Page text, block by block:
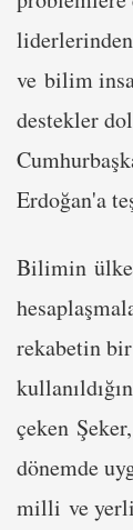
ve bilim
destekler
Erdoğan'a
Bilimin
rekabetin
çeken
dönemde
milli ve